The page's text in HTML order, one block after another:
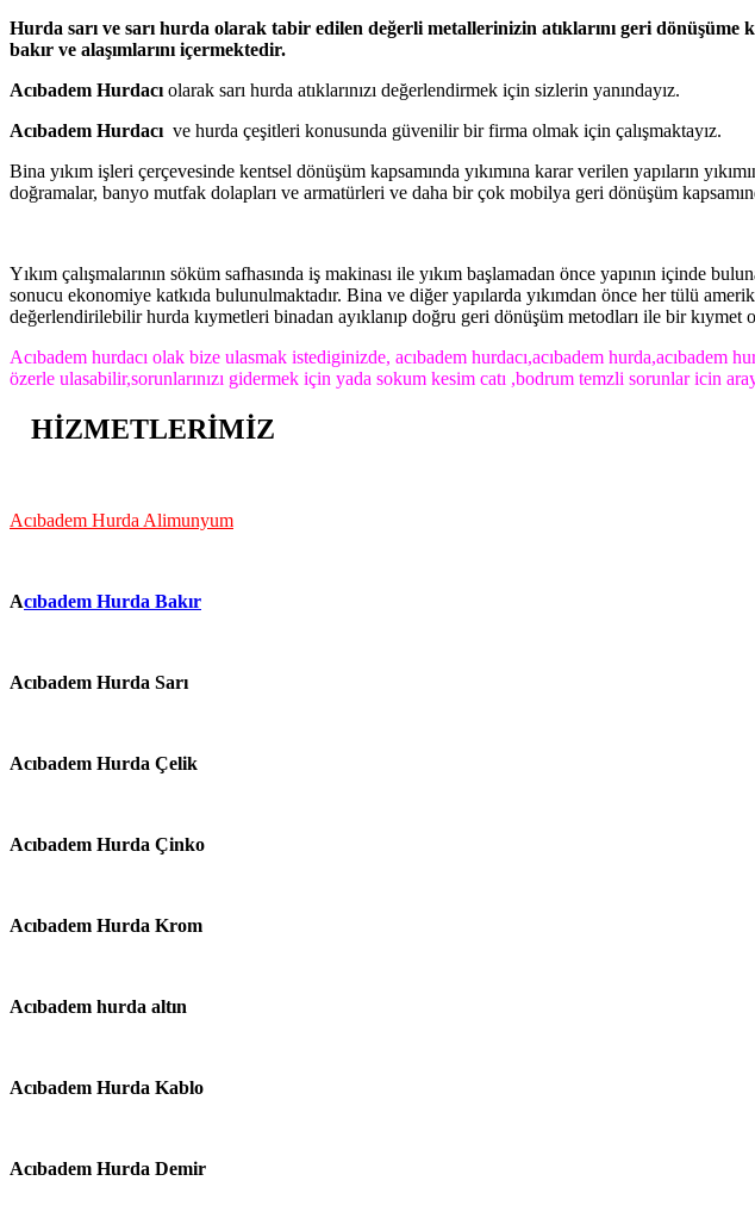
Hurda sarı ve sarı hurda olarak tabir edilen değerli metallerinizin atıklarını geri
bakır ve alaşımlarını içermektedir.
Acıbadem Hurdacı olarak sarı hurda atıklarınızı değerlendirmek için sizlerin yanındayız.
Acıbadem Hurdacı ve hurda çeşitleri konusunda güvenilir bir firma olmak için çalışmaktayız.
Bina yıkım işleri çerçevesinde kentsel dönüşüm kapsamında yıkımına karar verilen yapıların
doğramalar, banyo mutfak dolapları ve armatürleri ve daha bir çok mobilya geri dönüşüm
Yıkım çalışmalarının söküm safhasında iş makinası ile yıkım başlamadan önce yapının içinde
sonucu ekonomiye katkıda bulunulmaktadır. Bina ve diğer yapılarda yıkımdan önce her tülü
değerlendirilebilir hurda kıymetleri binadan ayıklanıp doğru geri dönüşüm metodları ile bir kıymet
Acıbadem hurdacı olak bize ulasmak istediginizde, acıbadem hurdacı,acıbadem
özerle ulasabilir,sorunlarınızı gidermek için yada sokum kesim catı ,bodrum temzli sorunlar icin
HİZMETLERİMİZ
Acıbadem Hurda Alimunyum
Acıbadem Hurda Bakır
Acıbadem Hurda Sarı
Acıbadem Hurda Çelik
Acıbadem Hurda Çinko
Acıbadem Hurda Krom
Acıbadem hurda altın
Acıbadem Hurda Kablo
Acıbadem Hurda Demir